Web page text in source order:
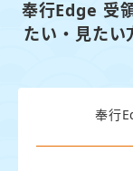
奉行Edge 受
たい・見たい
奉行